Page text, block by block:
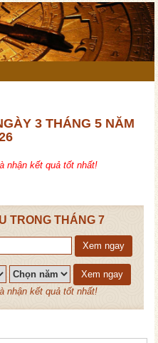
3 THÁNG 5 NĂM
nhận kết quả tốt nhất!
TRONG THÁNG 7
Xem ngay
Xem ngay
nhận kết quả tốt nhất!